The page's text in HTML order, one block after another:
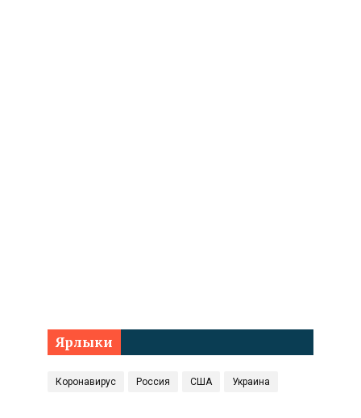
Ярлыки
Коронавирус Россия США Украина